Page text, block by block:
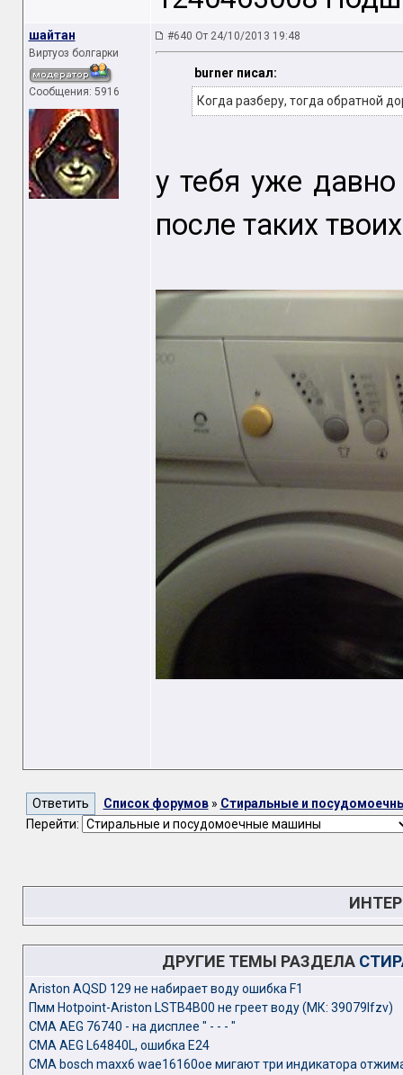
шайтан
Виртуоз болгарки
Сообщения: 5916
#640 От 24/10/2013 19:48
burner писал:
Когда разберу, тогда обратной
у тебя уже
после таких
Список форумов» Стиральные и
Перейти:
ДРУГИЕ ТЕМЫ РАЗДЕЛА
Ariston AQSD 129 не набирает воду ошибка F1
Пмм Hotpoint-Ariston LSTB4B00 не греет воду (МК: 39079lfzv)
СМА AEG 76740 - на дисплее " - - - "
СМА AEG L64840L, ошибка E24
СМА bosch maxx6 wae16160oe мигают три индикатора